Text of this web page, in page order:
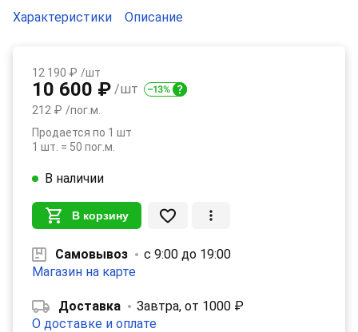
Характеристики Описание
12 190 ₽ /шт
10 600 ₽ /шт
212 ₽ /пог.м.
Продается по 1 шт
1 шт. = 50 пог.м.
В наличии
В корзину
Самовывоз
с 9:00 до 19:00
Магазин на карте
Доставка
Завтра, от 1000 ₽
О доставке и оплате